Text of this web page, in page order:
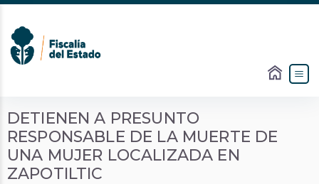
DETIENEN A PRESUNTO
RESPONSABLE DE LA MUERTE DE
UNA MUJER LOCALIZADA EN
ZAPOTILTIC